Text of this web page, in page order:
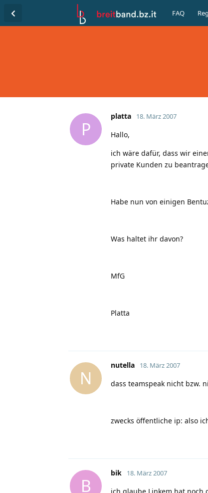
FAQ
P
platta 18. März 2007
Hallo,
ich wäre dafür, dass wir
private Kunden zu
Habe nun von einigen
Was haltet ihr davon?
MfG
Platta
N
nutella 18. März 2007
dass teamspeak nicht bzw.
zwecks öffentliche ip: also
B
bik 18. März 2007